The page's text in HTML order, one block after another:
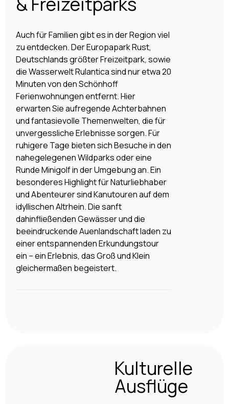
Auch für Familien gibt es in der Region viel
zu entdecken. Der Europapark Rust,
Deutschlands größter Freizeitpark, sowie
die Wasserwelt Rulantica sind nur etwa 20
Minuten von den Schönhoff
Ferienwohnungen entfernt. Hier
erwarten Sie aufregende Achterbahnen
und fantasievolle Themenwelten, die für
unvergessliche Erlebnisse sorgen. Für
ruhigere Tage bieten sich Besuche in den
nahegelegenen Wildparks oder eine
Runde Minigolf in der Umgebung an. Ein
besonderes Highlight für Naturliebhaber
und Abenteurer sind Kanutouren auf dem
idyllischen Altrhein. Die sanft
dahinfließenden Gewässer und die
beeindruckende Auenlandschaft laden zu
einer entspannenden Erkundungstour
ein – ein Erlebnis, das Groß und Klein
gleichermaßen begeistert.
Kulturelle
Ausflüge